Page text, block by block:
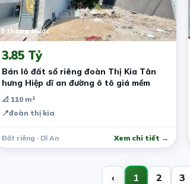
5 tháng trước
3.85 Tỷ
Bán lô đất sổ riêng đoàn Thị Kia Tân
hưng Hiệp dĩ an đường ô tô giá mềm
📐 110 m²
📍đoàn thị kia
Đất riêng · Dĩ An Xem chi tiết →
‹ 1 2 3